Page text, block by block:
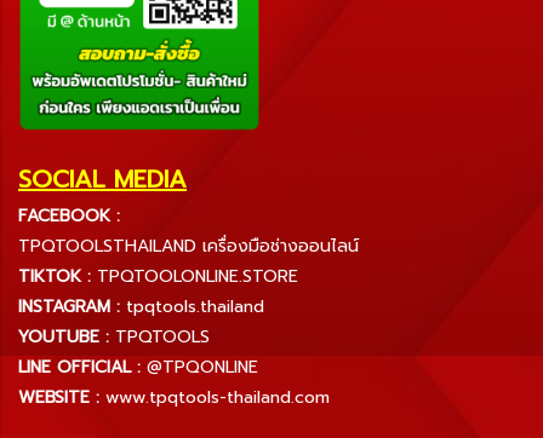
SOCIAL MEDIA
FACEBOOK :
TPQTOOLSTHAILAND เครื่องมือช่างออนไลน์
TIKTOK : TPQTOOLONLINE.STORE
INSTAGRAM : tpqtools.thailand
YOUTUBE : TPQTOOLS
LINE OFFICIAL : @TPQONLINE
WEBSITE : www.tpqtools-thailand.com